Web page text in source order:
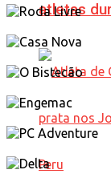
atletas